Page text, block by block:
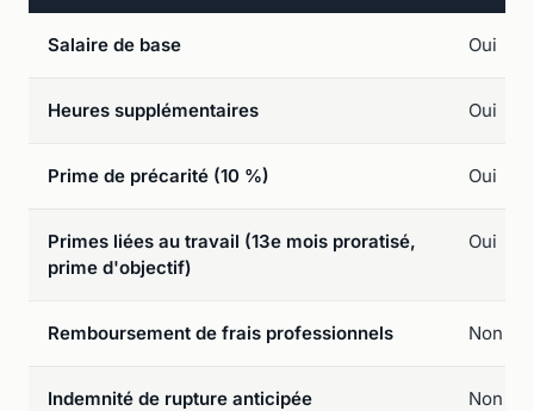
Salaire de base Oui
Heures supplémentaires Oui
Prime de précarité (10 %) Oui
Primes liées au travail (13e mois proratisé,
prime d'objectif)
Oui
Remboursement de frais professionnels Non
Indemnité de rupture anticipée Non